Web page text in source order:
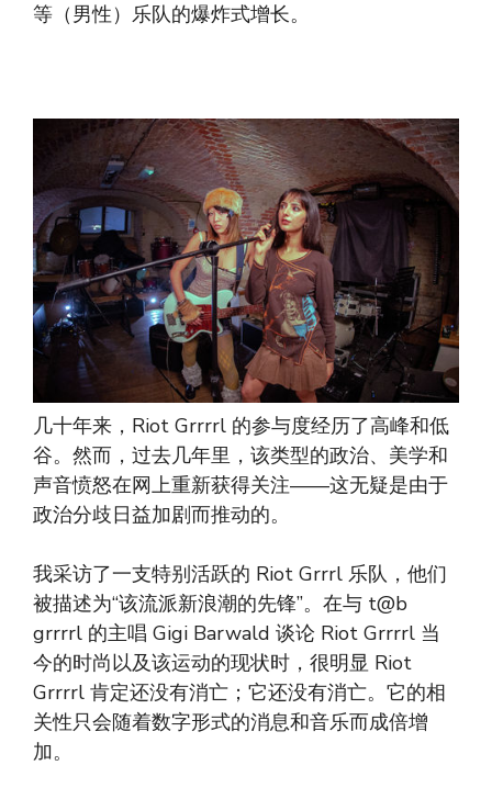
等（男性）乐队的爆炸式增长。
几十年来，Riot Grrrrl 的参与度经历了高峰和低
谷。然而，过去几年里，该类型的政治、美学和
声音愤怒在网上重新获得关注——这无疑是由于
政治分歧日益加剧而推动的。
我采访了一支特别活跃的 Riot Grrrl 乐队，他们
被描述为“该流派新浪潮的先锋”。在与 t@​​b
grrrrl 的主唱 Gigi Barwald 谈论 Riot Grrrrl 当
今的时尚以及该运动的现状时，很明显 Riot
Grrrrl 肯定还没有消亡；它还没有消亡。它的相
关性只会随着数字形式的消息和音乐而成倍增
加。